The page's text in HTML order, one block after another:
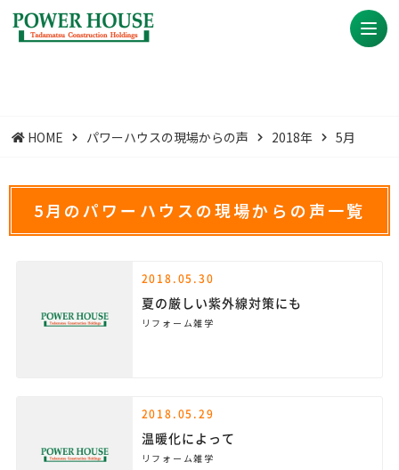
HOME パワーハウスの現場からの声 2018年 5月
5月のパワーハウスの現場からの声一覧
2018.05.30
夏の厳しい紫外線対策にも
リフォーム雑学
2018.05.29
温暖化によって
リフォーム雑学